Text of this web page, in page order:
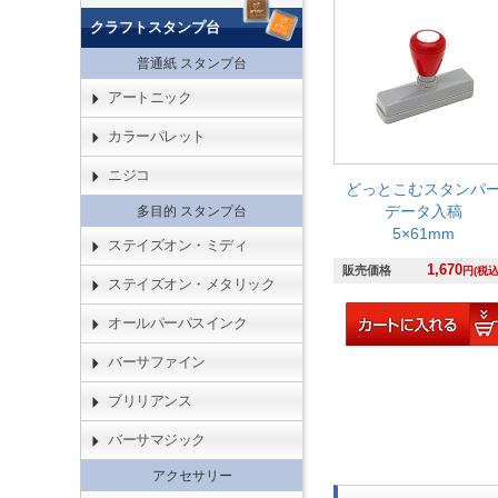
どっとこむスタンパ
データ入稿
5×61mm
販売価格 1,670円(税
クラフトスタンプ台
普通紙 スタンプ台
アートニック
カラーパレット
ニジコ
多目的 スタンプ台
ステイズオン・ミディ
ステイズオン・メタリック
オールパーパスインク
バーサファイン
ブリリアンス
バーサマジック
アクセサリー